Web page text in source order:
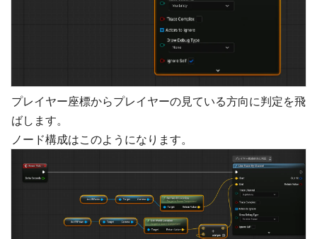
プレイヤー座標からプレイヤーの見ている方向に判定を飛
ばします。
ノード構成はこのようになります。